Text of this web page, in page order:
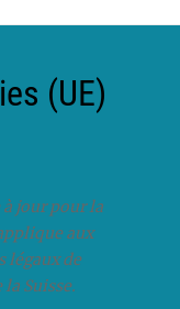
(UE)
jour pour la
aux
légaux de
Suisse.